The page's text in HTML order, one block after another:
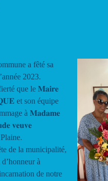
a fêté sa
2023.
que le 𝐌𝐚𝐢𝐫𝐞
et son équipe
à 𝐌𝐚𝐝𝐚𝐦𝐞
𝐯𝐞𝐮𝐯𝐞
de la municipalité,
à
de notre